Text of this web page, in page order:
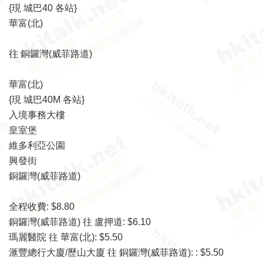
{現 城巴40 各站}
華富(北)
往 銅鑼灣(威菲路道)
華富(北)
{現 城巴40M 各站}
入境事務大樓
皇室堡
維多利亞公園
興發街
銅鑼灣(威菲路道)
全程收費: $8.80
銅鑼灣(威菲路道) 往 盧押道: $6.10
瑪麗醫院 往 華富(北): $5.50
滙豐總行大廈/歷山大廈 往 銅鑼灣(威菲路道): : $5.50